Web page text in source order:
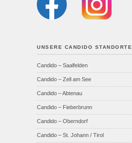
UNSERE CANDIDO STANDORTE.
Candido – Saalfelden
Candido – Zell am See
Candido – Abtenau
Candido – Fieberbrunn
Candido – Oberndorf
Candido – St. Johann / Tirol